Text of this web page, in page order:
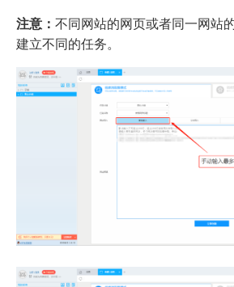
注意： 不同网站的网页或者同一网站
建立不同的任务。